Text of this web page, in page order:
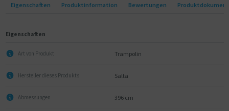
Eigenschaften Produktinformation Bewertungen
Eigenschaften
Art von Produkt Trampolin
Hersteller dieses Produkts Salta
Abmessungen 396 cm